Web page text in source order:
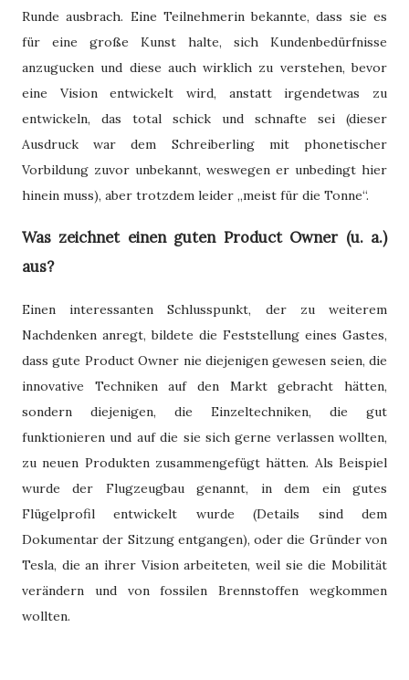
Runde ausbrach. Eine Teilnehmerin bekannte, dass sie es
für eine große Kunst halte, sich Kundenbedürfnisse
anzugucken und diese auch wirklich zu verstehen, bevor
eine Vision entwickelt wird, anstatt irgendetwas zu
entwickeln, das total schick und schnafte sei (dieser
Ausdruck war dem Schreiberling mit phonetischer
Vorbildung zuvor unbekannt, weswegen er unbedingt hier
hinein muss), aber trotzdem leider „meist für die Tonne“.
Was zeichnet einen guten Product Owner (u. a.)
aus?
Einen interessanten Schlusspunkt, der zu weiterem
Nachdenken anregt, bildete die Feststellung eines Gastes,
dass gute Product Owner nie diejenigen gewesen seien, die
innovative Techniken auf den Markt gebracht hätten,
sondern diejenigen, die Einzeltechniken, die gut
funktionieren und auf die sie sich gerne verlassen wollten,
zu neuen Produkten zusammengefügt hätten. Als Beispiel
wurde der Flugzeugbau genannt, in dem ein gutes
Flügelprofil entwickelt wurde (Details sind dem
Dokumentar der Sitzung entgangen), oder die Gründer von
Tesla, die an ihrer Vision arbeiteten, weil sie die Mobilität
verändern und von fossilen Brennstoffen wegkommen
wollten.